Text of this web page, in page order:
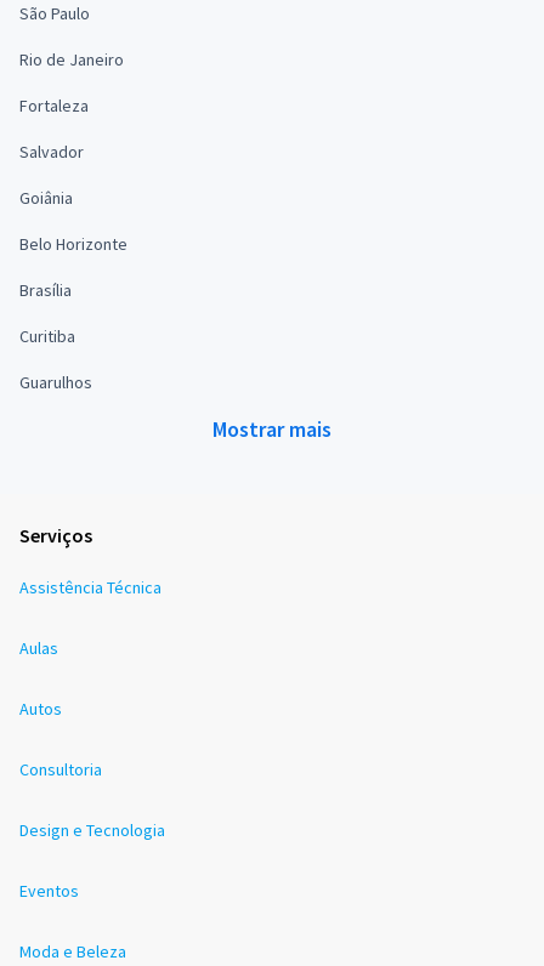
São Paulo
Rio de Janeiro
Fortaleza
Salvador
Goiânia
Belo Horizonte
Brasília
Curitiba
Guarulhos
Mostrar mais
Serviços
Assistência Técnica
Aulas
Autos
Consultoria
Design e Tecnologia
Eventos
Moda e Beleza